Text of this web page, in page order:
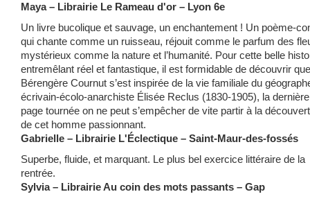
Maya – Librairie Le Rameau d'or – Lyon 6e
Un livre bucolique et sauvage, un enchantement ! Un poème-
qui chante comme un ruisseau, réjouit comme le parfum des
mystérieux comme la nature et l’humanité. Pour cette belle
entremêlant réel et fantastique, il est formidable de découvrir que
Bérengère Cournut s’est inspirée de la vie familiale du
écrivain-écolo-anarchiste Élisée Reclus (1830-1905), la dernière
page tournée on ne peut s’empêcher de vite partir à la
de cet homme passionnant.
Gabrielle – Librairie L'Éclectique – Saint-Maur-des-fossés
Superbe, fluide, et marquant. Le plus bel exercice littéraire de la
rentrée.
Sylvia – Librairie Au coin des mots passants – Gap